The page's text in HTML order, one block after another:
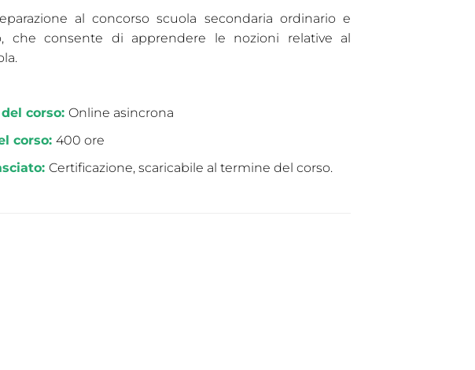
al concorso scuola secondaria ordinario e
che consente di apprendere le nozioni relative al
corso: Online asincrona
corso: 400 ore
Certificazione, scaricabile al termine del corso.